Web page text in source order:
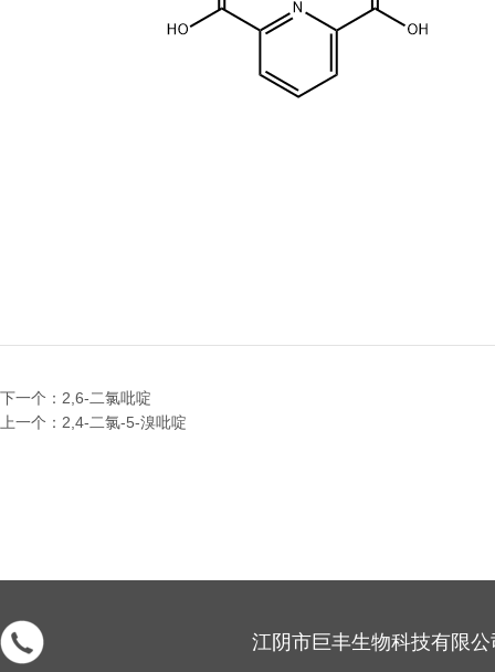
下一个：2,6-二氯吡啶
上一个：2,4-二氯-5-溴吡啶
江阴市巨丰生物科技有限公